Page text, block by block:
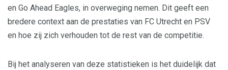
en Go Ahead Eagles, in overweging nemen. Dit geeft een
bredere context aan de prestaties van FC Utrecht en PSV
en hoe zij zich verhouden tot de rest van de competitie.
Bij het analyseren van deze statistieken is het duidelijk dat